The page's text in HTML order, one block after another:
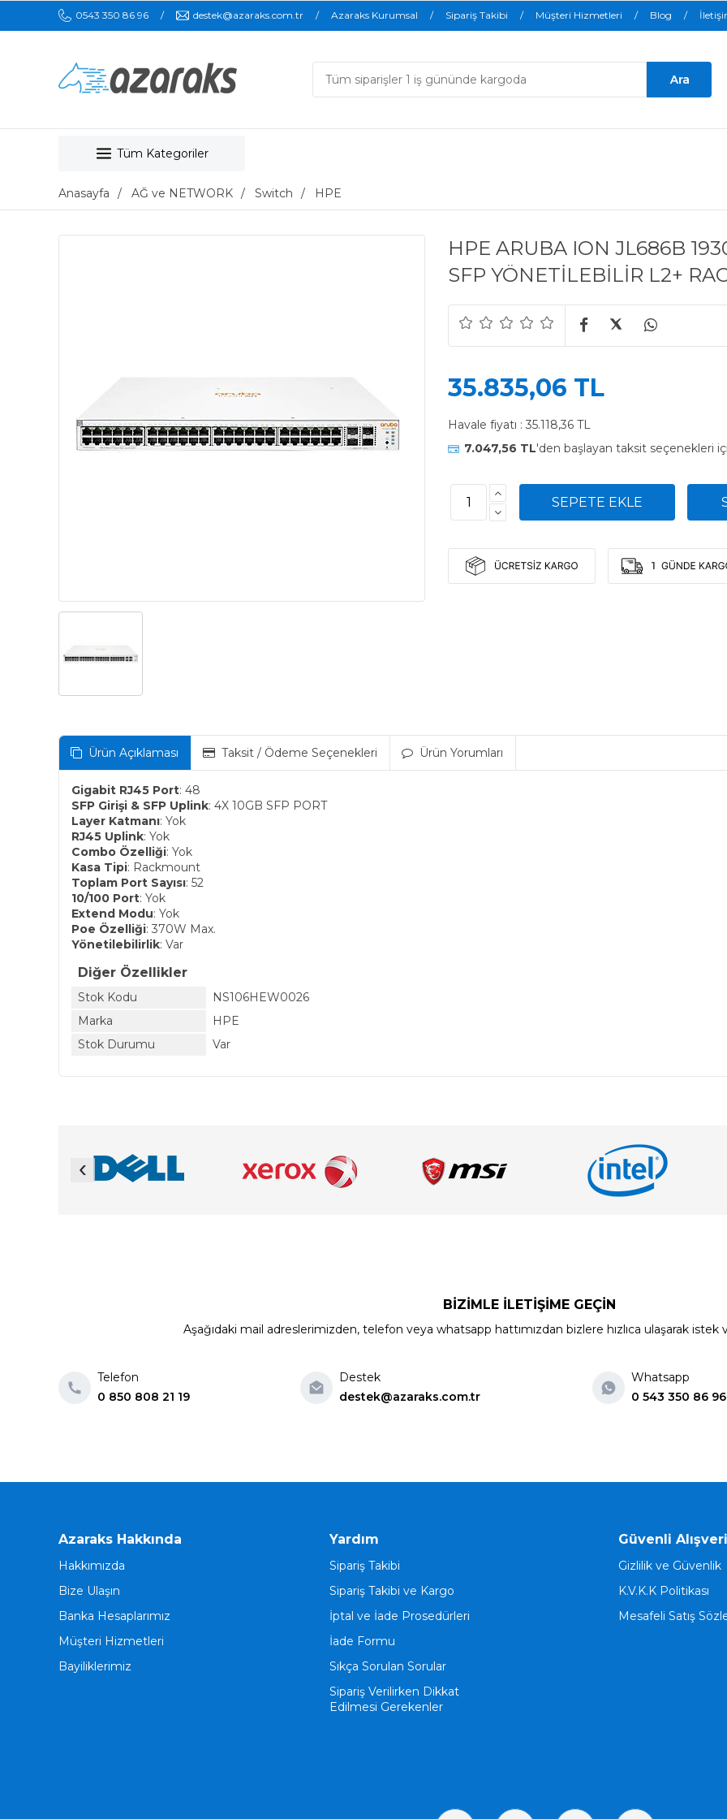
0543 350 86 96 destek@azaraks.com.tr Azaraks Kurumsal Sipariş Takibi Müşteri Hizmetleri Blog
Tüm Kategoriler
Anasayfa AĞ ve NETWORK Switch HPE
HPE ARUBA ION JL686B
SFP YÖNETİLEBİLİR L2+
35.835,06 TL
Havale fiyatı : 35.118,36 TL
7.047,56 TL'den başlayan taksit seçenekleri
1
Ürün Açıklaması Taksit / Ödeme Seçenekleri Ürün Yorumları
Gigabit RJ45 Port: 48
SFP Girişi & SFP Uplink: 4X 10GB SFP PORT
Layer Katmanı: Yok
RJ45 Uplink: Yok
Combo Özelliği: Yok
Kasa Tipi: Rackmount
Toplam Port Sayısı: 52
10/100 Port: Yok
Extend Modu: Yok
Poe Özelliği: 370W Max.
Yönetilebilirlik: Var
Diğer Özellikler
Stok Kodu
NS106HEW0026
Marka
HPE
Stok Durumu
Var
‹
BİZİMLE İLETİŞİME GEÇİN
Aşağıdaki mail adreslerimizden, telefon veya whatsapp hattımızdan bizlere hızlıca ulaşarak istek
Telefon
0 850 808 21 19
Destek
destek@azaraks.com.tr
Whatsapp
0 543 350 86 96
Azaraks Hakkında
Hakkımızda
Bize Ulaşın
Banka Hesaplarımız
Müşteri Hizmetleri
Bayiliklerimiz
Yardım
Sipariş Takibi
Sipariş Takibi ve Kargo
İptal ve İade Prosedürleri
İade Formu
Sıkça Sorulan Sorular
Sipariş Verilirken Dikkat
Edilmesi Gerekenler
Güvenli
Gizlilik ve Güvenlik
K.V.K.K Politikası
Mesafeli Satış